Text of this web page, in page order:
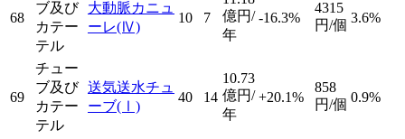
68
ブ及び
カテー
テル
大動脈カニュ
ーレ(Ⅳ)
10 7
億円/
年
-16.3%
4315
円/個 3.6%
69
チュー
ブ及び
カテー
テル
送気送水チュ
ーブ(Ⅰ)
40 14
10.73
億円/
年
+20.1%
858
円/個 0.9%